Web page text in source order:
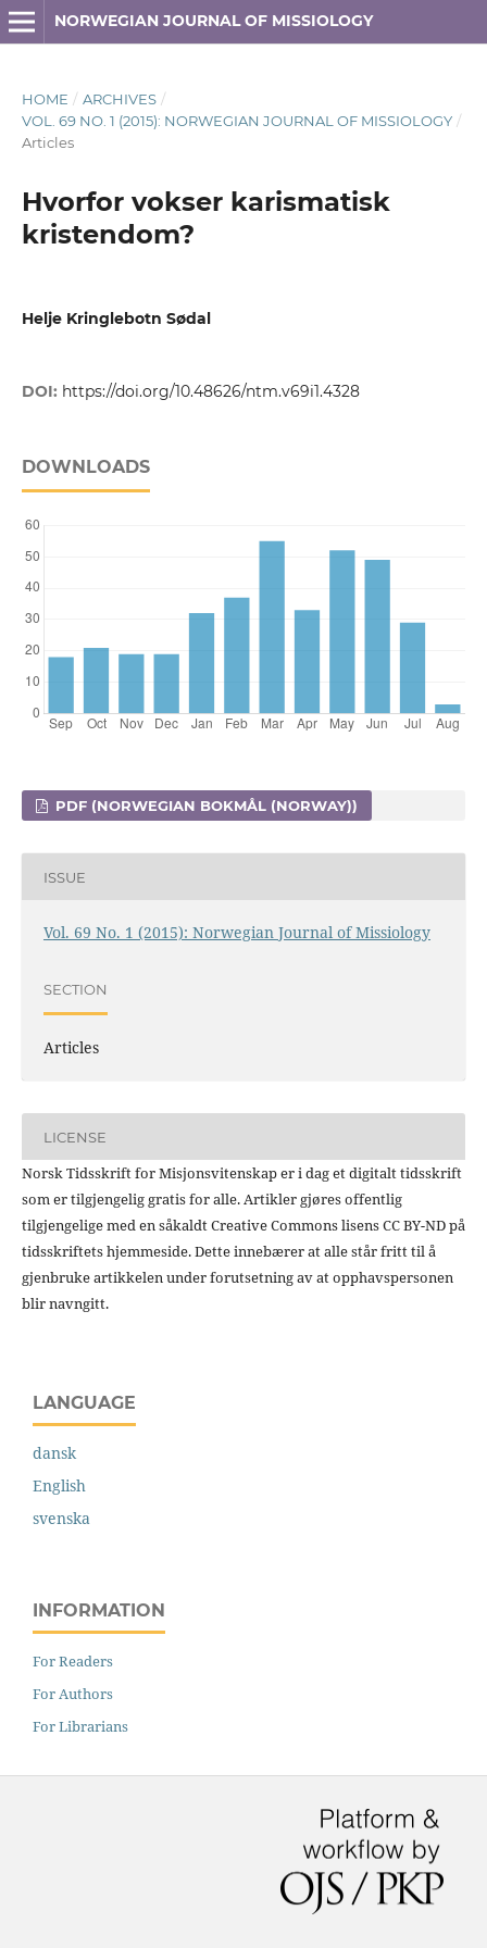
NORWEGIAN JOURNAL OF MISSIOLOGY
HOME / ARCHIVES /
VOL. 69 NO. 1 (2015): NORWEGIAN JOURNAL OF MISSIOLOGY /
Articles
Hvorfor vokser karismatisk
kristendom?
Helje Kringlebotn Sødal
DOI: https://doi.org/10.48626/ntm.v69i1.4328
DOWNLOADS
PDF (NORWEGIAN BOKMÅL (NORWAY))
ISSUE
Vol. 69 No. 1 (2015): Norwegian Journal of Missiology
SECTION
Articles
LICENSE
Norsk Tidsskrift for Misjonsvitenskap er i dag et digitalt tidsskrift
som er tilgjengelig gratis for alle. Artikler gjøres offentlig
tilgjengelige med en såkaldt Creative Commons lisens CC BY-ND på
tidsskriftets hjemmeside. Dette innebærer at alle står fritt til å
gjenbruke artikkelen under forutsetning av at opphavspersonen
blir navngitt.
LANGUAGE
dansk
English
svenska
INFORMATION
For Readers
For Authors
For Librarians